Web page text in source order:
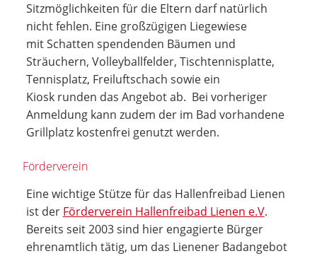
Sitzmöglichkeiten für die Eltern darf natürlich
nicht fehlen. Eine großzügigen Liegewiese
mit Schatten spendenden Bäumen und
Sträuchern, Volleyballfelder, Tischtennisplatte,
Tennisplatz, Freiluftschach sowie ein
Kiosk runden das Angebot ab. Bei vorheriger
Anmeldung kann zudem der im Bad vorhandene
Grillplatz kostenfrei genutzt werden.
Förderverein
Eine wichtige Stütze für das Hallenfreibad Lienen
ist der Förderverein Hallenfreibad Lienen e.V.
Bereits seit 2003 sind hier engagierte Bürger
ehrenamtlich tätig, um das Lienener Badangebot